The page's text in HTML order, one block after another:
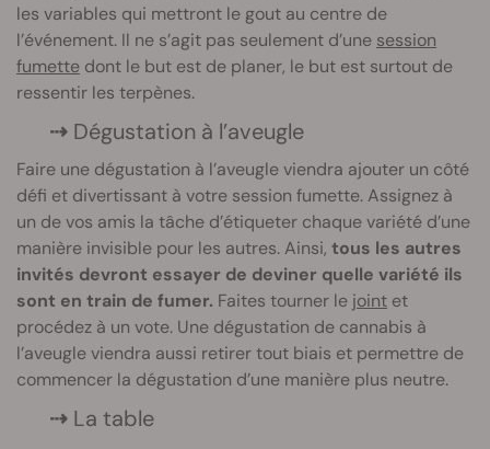
les variables qui mettront le gout au centre de
l’événement. Il ne s’agit pas seulement d’une session
fumette dont le but est de planer, le but est surtout de
ressentir les terpènes.
⇢ Dégustation à l’aveugle
Faire une dégustation à l’aveugle viendra ajouter un côté
défi et divertissant à votre session fumette. Assignez à
un de vos amis la tâche d’étiqueter chaque variété d’une
manière invisible pour les autres. Ainsi, tous les autres
invités devront essayer de deviner quelle variété ils
sont en train de fumer. Faites tourner le joint et
procédez à un vote. Une dégustation de cannabis à
l’aveugle viendra aussi retirer tout biais et permettre de
commencer la dégustation d’une manière plus neutre.
⇢ La table